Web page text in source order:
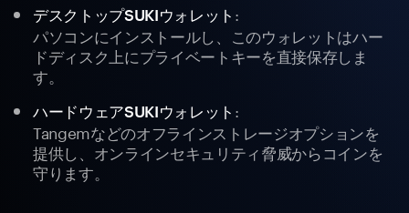
デスクトップSUKIウォレット :
パソコンにインストールし、このウォレットはハー
ドディスク上にプライベートキーを直接保存しま
す。
ハードウェアSUKIウォレット :
Tangemなどのオフラインストレージオプションを
提供し、オンラインセキュリティ脅威からコインを
守ります。